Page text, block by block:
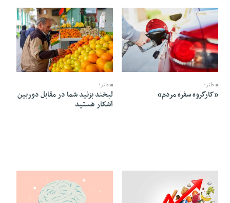
01 Khordad 1405 - 06:02
طنز؛
«کارگروه سفره مردم»
01 Khordad 1405 - 05:58
طنز؛
لبخند بزنید شما در مقابل دوربین
آشکار هستید